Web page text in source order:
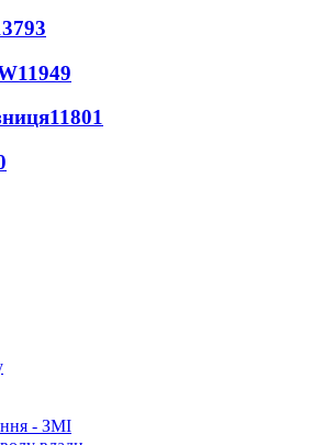
11949
11801
- ЗМІ